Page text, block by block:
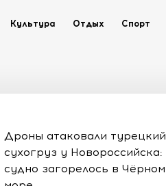
Культура Отдых Спорт
Дроны атаковали турецкий
сухогруз у Новороссийска:
судно загорелось в Чёрном